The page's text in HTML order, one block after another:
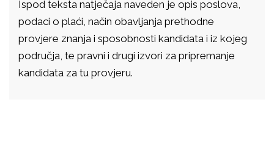
Ispod teksta natječaja naveden je opis poslova,
podaci o plaći, način obavljanja prethodne
provjere znanja i sposobnosti kandidata i iz kojeg
područja, te pravni i drugi izvori za pripremanje
kandidata za tu provjeru.